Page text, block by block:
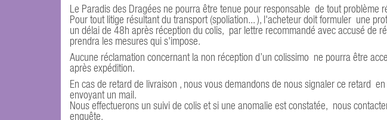
Le Paradis des Dragées ne pourra être tenue pour responsable de tout problème
Pour tout litige résultant du transport (spoliation... ), l'acheteur doit formuler une
un délai de 48h après réception du colis, par lettre recommandé avec accusé de
prendra les mesures qui s'impose.
Aucune réclamation concernant la non réception d’un colissimo ne pourra être
après expédition.
En cas de retard de livraison , nous vous demandons de nous signaler ce retard
envoyant un mail.
Nous effectuerons un suivi de colis et si une anomalie est constatée, nous
enquête.